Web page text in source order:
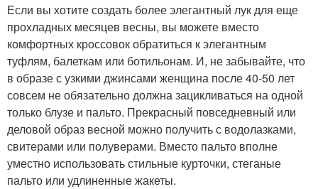
Если вы хотите создать более элегантный лук для еще
прохладных месяцев весны, вы можете вместо
комфортных кроссовок обратиться к элегантным
туфлям, балеткам или ботильонам. И, не забывайте, что
в образе с узкими джинсами женщина после 40-50 лет
совсем не обязательно должна зацикливаться на одной
только блузе и пальто. Прекрасный повседневный или
деловой образ весной можно получить с водолазками,
свитерами или полуверами. Вместо пальто вполне
уместно использовать стильные курточки, стеганые
пальто или удлиненные жакеты.